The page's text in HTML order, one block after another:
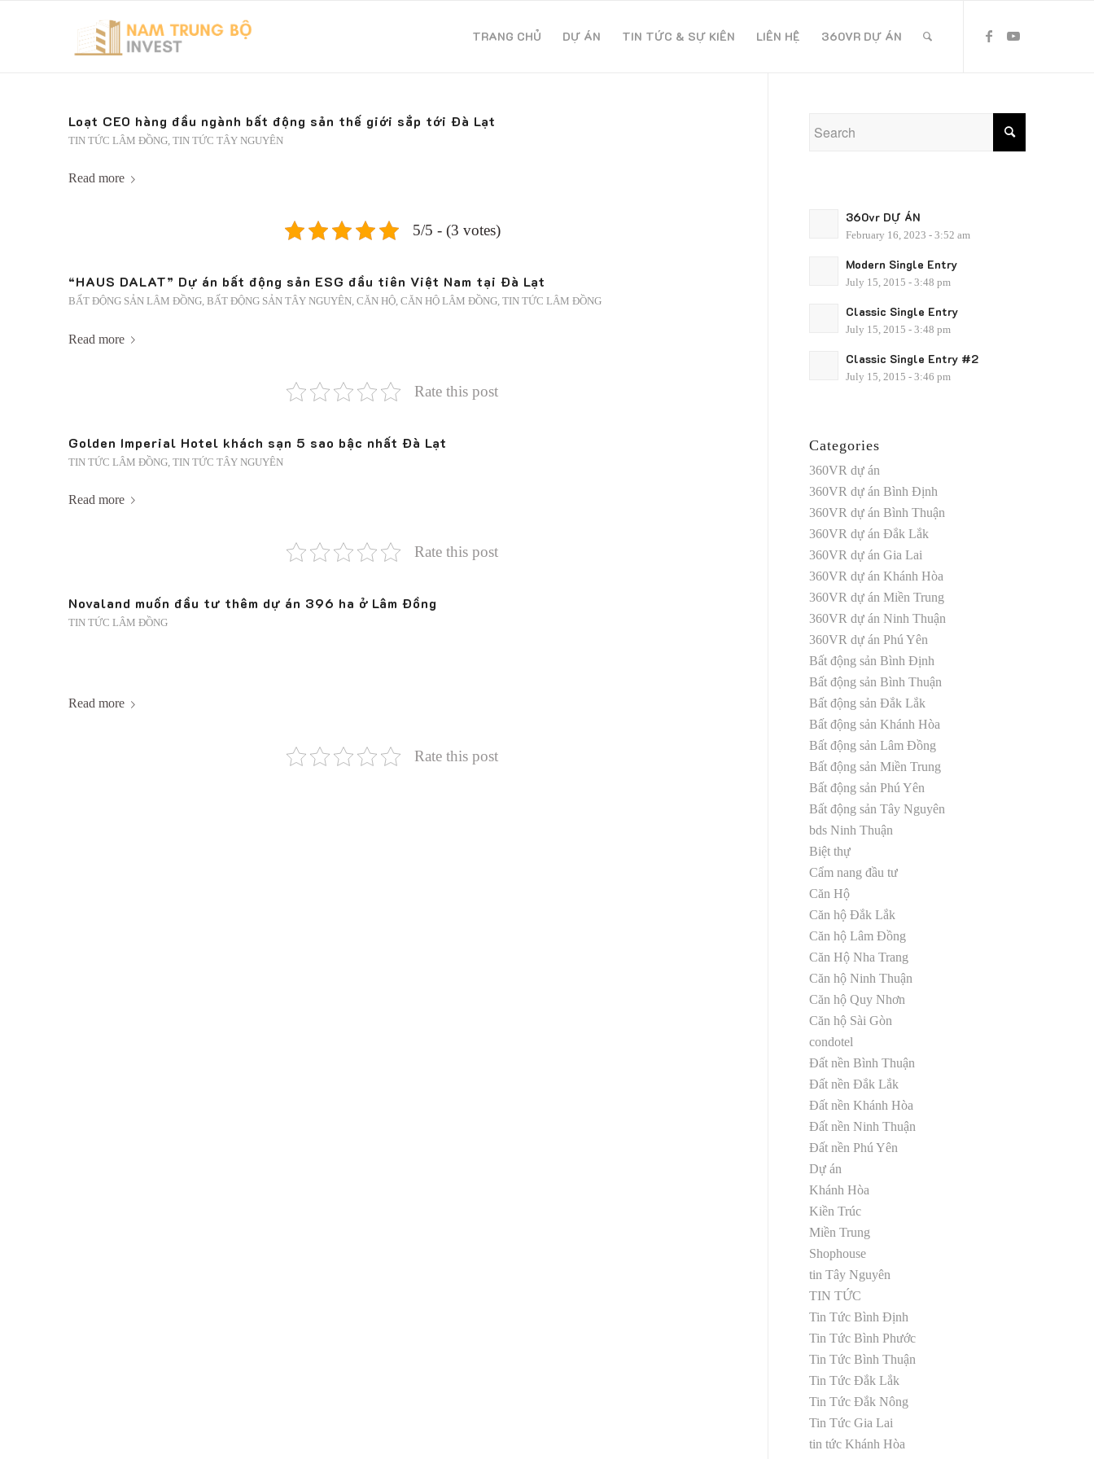
TRANG CHỦ DỰ ÁN TIN TỨC & SỰ KIÊN LIÊN HỆ 360VR DỰ ÁN
Loạt CEO hàng đầu ngành bất động sản thế giới sắp tới Đà Lạt
TIN TỨC LÂM ĐỒNG, TIN TỨC TÂY NGUYÊN
Read more
5/5 - (3 votes)
“HAUS DALAT” Dự án bất động sản ESG đầu tiên Việt Nam tại Đà Lạt
BẤT ĐỘNG SẢN LÂM ĐỒNG, BẤT ĐỘNG SẢN TÂY NGUYÊN, CĂN HỘ, CĂN HỘ LÂM ĐỒNG, TIN TỨC LÂM ĐỒNG
Read more
Rate this post
Golden Imperial Hotel khách sạn 5 sao bậc nhất Đà Lạt
TIN TỨC LÂM ĐỒNG, TIN TỨC TÂY NGUYÊN
Read more
Rate this post
Novaland muốn đầu tư thêm dự án 396 ha ở Lâm Đồng
TIN TỨC LÂM ĐỒNG
Read more
Rate this post
360vr DỰ ÁN
February 16, 2023 - 3:52 am
Modern Single Entry
July 15, 2015 - 3:48 pm
Classic Single Entry
July 15, 2015 - 3:48 pm
Classic Single Entry #2
July 15, 2015 - 3:46 pm
Categories
360VR dự án
360VR dự án Bình Định
360VR dự án Bình Thuận
360VR dự án Đắk Lắk
360VR dự án Gia Lai
360VR dự án Khánh Hòa
360VR dự án Miền Trung
360VR dự án Ninh Thuận
360VR dự án Phú Yên
Bất động sản Bình Định
Bất động sản Bình Thuận
Bất động sản Đắk Lắk
Bất động sản Khánh Hòa
Bất động sản Lâm Đồng
Bất động sản Miền Trung
Bất động sản Phú Yên
Bất động sản Tây Nguyên
bds Ninh Thuận
Biệt thự
Cẩm nang đầu tư
Căn Hộ
Căn hộ Đắk Lắk
Căn hộ Lâm Đồng
Căn Hộ Nha Trang
Căn hộ Ninh Thuận
Căn hộ Quy Nhơn
Căn hộ Sài Gòn
condotel
Đất nền Bình Thuận
Đất nền Đắk Lắk
Đất nền Khánh Hòa
Đất nền Ninh Thuận
Đất nền Phú Yên
Dự án
Khánh Hòa
Kiền Trúc
Miền Trung
Shophouse
tin Tây Nguyên
TIN TỨC
Tin Tức Bình Định
Tin Tức Bình Phước
Tin Tức Bình Thuận
Tin Tức Đắk Lắk
Tin Tức Đắk Nông
Tin Tức Gia Lai
tin tức Khánh Hòa